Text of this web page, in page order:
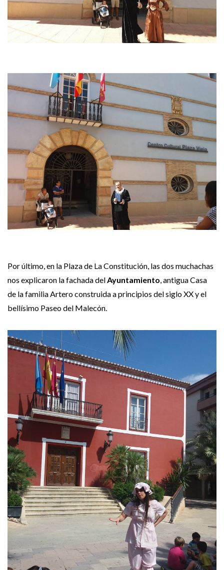
Por último, en la Plaza de La Constitución, las dos muchachas
nos explicaron la fachada delAyuntamiento, antigua Casa
de la familia Artero construida a principios del siglo XX y el
bellísimo Paseo del Malecón.